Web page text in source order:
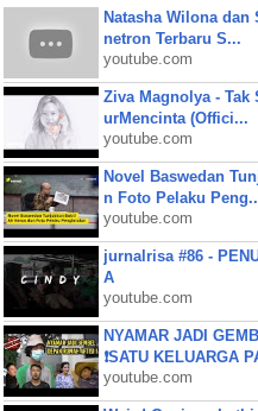
Natasha Wilona
netron Terbaru S...
youtube.com
Ziva Magnolya - Tak
urMencinta (Offici...
youtube.com
Novel Baswedan
n Foto Pelaku
youtube.com
jurnalrisa #86 -
A
youtube.com
NYAMAR JADI
❗SATU KELUARGA
youtube.com